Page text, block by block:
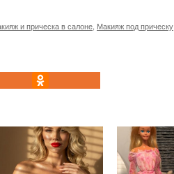
и прическа в салоне Макияж под прическу